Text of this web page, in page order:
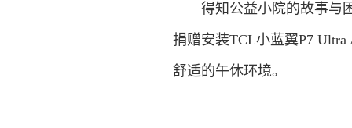
得知公益小院的故事与困
捐赠安装TCL小蓝翼P7
舒适的午休环境。